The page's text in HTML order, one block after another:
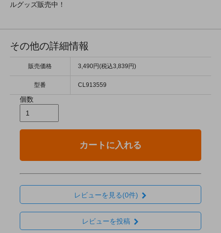
ルグッズ販売中！
その他の詳細情報
販売価格 3,490円(税込3,839円)
型番 CL913559
個数
カートに入れる
レビューを見る(0件)
レビューを投稿